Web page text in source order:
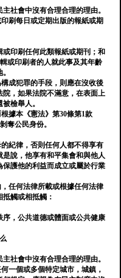
社會中沒有合理合理的理由。
刷每日或定期出版的報紙或期
印刷任何此類報紙或期刊；和
或印刷者的人就此事及其年齡
成犯罪的手段，則應在沒收後
，如果法院不滿意，在表面上
檢舉人。
據本《憲法》第30條第1款
奪公民身份。
紀律，否則任何人都不得享有
說，他享有和平集會和與他人
護他的利益而成立或屬於行業
任何法律所載或根據任何法律
觸或相抵觸：
，公共道德或體面或公共健康
社會中沒有合理合理的理由。
一個或多個特定城市，城鎮，